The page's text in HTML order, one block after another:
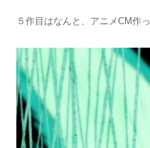
５作目はなんと、アニメCM作